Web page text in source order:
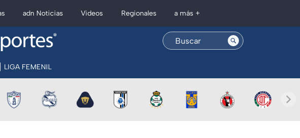
adn Noticias Videos Regionales a más +
LIGA FEMENIL